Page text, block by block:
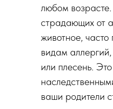
любом
страдающих от
животное,
видам
или плесень.
ваши родители